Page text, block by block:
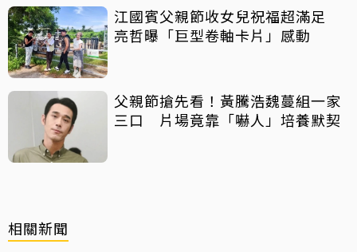
江國賓父親節收女兒祝福超滿足
亮哲曝「巨型卷軸卡片」感動
父親節搶先看！黃騰浩魏蔓組一家
三口 片場竟靠「嚇人」培養默契
相關新聞